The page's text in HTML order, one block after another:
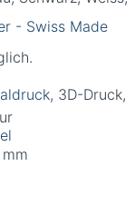
- Swiss Made
, 3D-Druck,